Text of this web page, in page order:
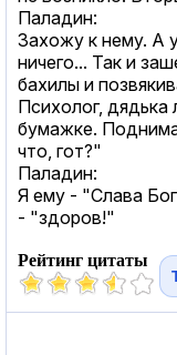
Паладин:
Захожу к нему. А
ничего... Так и
бахилы и
Психолог, дядька
бумажке.
что, гот?"
Паладин:
Я ему - "Слава
- "здоров!"
Рейтинг цитаты